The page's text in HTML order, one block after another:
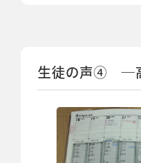
生徒の声④ ―